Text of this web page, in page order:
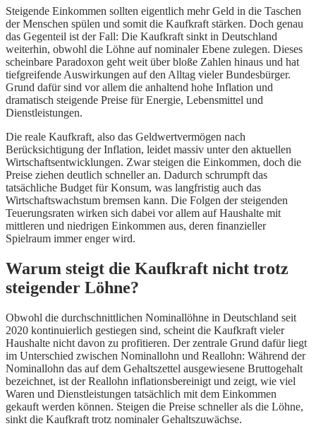
Steigende Einkommen sollten eigentlich mehr Geld in die Taschen
der Menschen spülen und somit die Kaufkraft stärken. Doch genau
das Gegenteil ist der Fall: Die Kaufkraft sinkt in Deutschland
weiterhin, obwohl die Löhne auf nominaler Ebene zulegen. Dieses
scheinbare Paradoxon geht weit über bloße Zahlen hinaus und hat
tiefgreifende Auswirkungen auf den Alltag vieler Bundesbürger.
Grund dafür sind vor allem die anhaltend hohe Inflation und
dramatisch steigende Preise für Energie, Lebensmittel und
Dienstleistungen.
Die reale Kaufkraft, also das Geldwertvermögen nach
Berücksichtigung der Inflation, leidet massiv unter den aktuellen
Wirtschaftsentwicklungen. Zwar steigen die Einkommen, doch die
Preise ziehen deutlich schneller an. Dadurch schrumpft das
tatsächliche Budget für Konsum, was langfristig auch das
Wirtschaftswachstum bremsen kann. Die Folgen der steigenden
Teuerungsraten wirken sich dabei vor allem auf Haushalte mit
mittleren und niedrigen Einkommen aus, deren finanzieller
Spielraum immer enger wird.
Warum steigt die Kaufkraft nicht trotz
steigender Löhne?
Obwohl die durchschnittlichen Nominallöhne in Deutschland seit
2020 kontinuierlich gestiegen sind, scheint die Kaufkraft vieler
Haushalte nicht davon zu profitieren. Der zentrale Grund dafür liegt
im Unterschied zwischen Nominallohn und Reallohn: Während der
Nominallohn das auf dem Gehaltszettel ausgewiesene Bruttogehalt
bezeichnet, ist der Reallohn inflationsbereinigt und zeigt, wie viel
Waren und Dienstleistungen tatsächlich mit dem Einkommen
gekauft werden können. Steigen die Preise schneller als die Löhne,
sinkt die Kaufkraft trotz nominaler Gehaltszuwächse.